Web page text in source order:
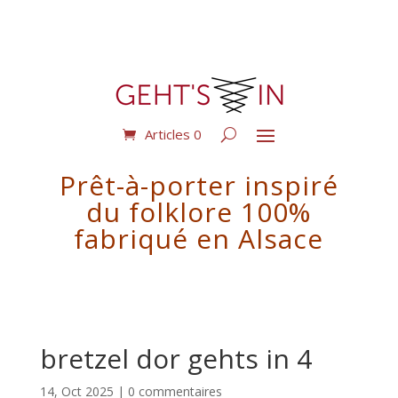
Articles 0
Prêt-à-porter inspiré
du folklore 100%
fabriqué en Alsace
bretzel dor gehts in 4
14, Oct 2025 | 0 commentaires